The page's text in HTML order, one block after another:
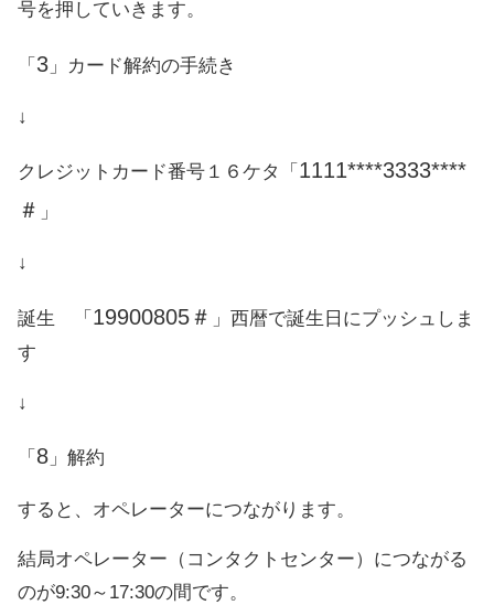
号を押していきます。
「 3 」カード解約の手続き
↓
クレジットカード番号１６ケタ「 1111****3333****
＃ 」
↓
誕生 「 19900805＃ 」西暦で誕生日にプッシュしま
す
↓
「 8 」解約
すると、オペレーターにつながります。
結局オペレーター（コンタクトセンター）につながる
のが9:30～17:30の間です。